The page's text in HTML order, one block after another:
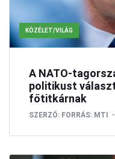
KÖZÉLET/VILÁG
A NATO-
politikust
főtitkárnak
SZERZŐ: FORRÁS: MTI